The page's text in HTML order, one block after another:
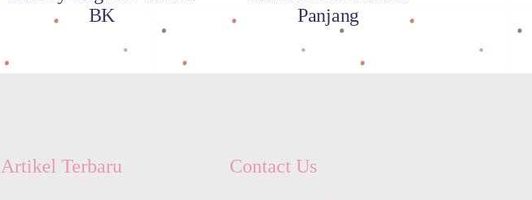
BK
Panjang
Artikel Terbaru Contact Us